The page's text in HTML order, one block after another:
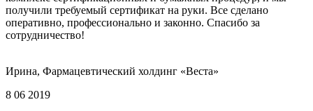
получили требуемый сертификат на руки. Все сделано
оперативно, профессионально и законно. Спасибо за
сотрудничество!
Ирина, Фармацевтический холдинг «Веста»
8 06 2019